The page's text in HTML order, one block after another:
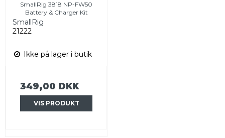
SmallRig 3818 NP-FW50
Battery & Charger Kit
SmallRig
21222
Ikke på lager i butik
349,00 DKK
VIS PRODUKT